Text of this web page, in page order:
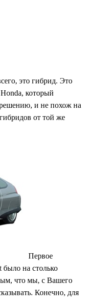
это гибрид. Это
который
и не похож на
от той же
Первое
было на столько
что мы, с Вашего
Конечно, для